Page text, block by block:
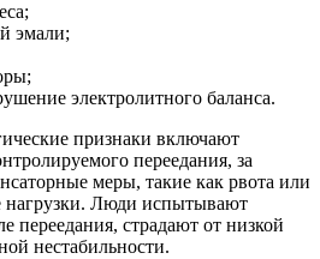
эмали;
электролитного баланса.
признаки включают
переедания, за
меры, такие как рвота или
Люди испытывают
переедания, страдают от низкой
нестабильности.